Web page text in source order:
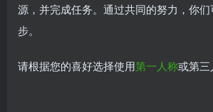
源，并完成任务。通过共同的努力，你
步。
请根据您的喜好选择使用第一人称或第三